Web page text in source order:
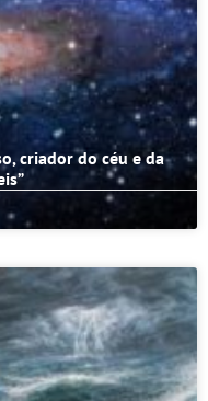
criador do céu e da